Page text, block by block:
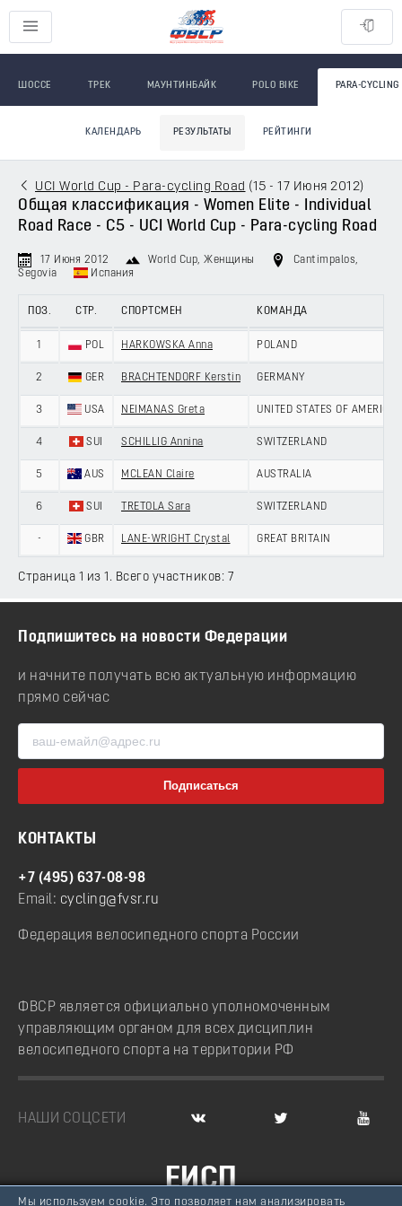
ШОССЕ ТРЕК МАУНТИНБАЙК POLO BIKE PARA-CYCLING
КАЛЕНДАРЬ РЕЗУЛЬТАТЫ РЕЙТИНГИ
UCI World Cup - Para-cycling Road (15 - 17 Июня 2012)
Общая классификация - Women Elite - Individual
Road Race - C5 - UCI World Cup - Para-cycling Road
17 Июня 2012 World Cup, Женщины
Cantimpalos,
Segovia
Испания
ПОЗ. СТР. СПОРТСМЕН КОМАНДА
1 POL HARKOWSKA Anna POLAND
2 GER BRACHTENDORF Kerstin GERMANY
3 USA NEIMANAS Greta UNITED STATES OF AMERICA
4 SUI SCHILLIG Annina SWITZERLAND
5 AUS MCLEAN Claire AUSTRALIA
6 SUI TRETOLA Sara SWITZERLAND
- GBR LANE-WRIGHT Crystal GREAT BRITAIN
Страница 1 из 1. Всего участников: 7
Подпишитесь на новости Федерации
и начните получать всю актуальную информацию
прямо сейчас
КОНТАКТЫ
+7 (495) 637-08-98
Email: cycling@fvsr.ru
Федерация велосипедного спорта России
ФВСР является официально уполномоченным
управляющим органом для всех дисциплин
велосипедного спорта на территории РФ
НАШИ СОЦСЕТИ
ЕИСП
ВЕЛОСПОРТ РОССИИ
Мы используем cookie. Это позволяет нам анализировать